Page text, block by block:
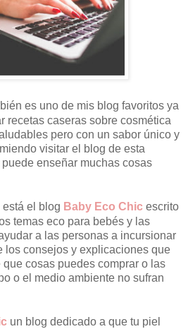
es uno de mis blog favoritos ya
recetas caseras sobre cosmética
pero con un sabor único y
visitar el blog de esta
enseñar muchas cosas
el blog Baby Eco Chic escrito
temas eco para bebés y las
a las personas a incursionar
los consejos y explicaciones que
cosas puedes comprar o las
o el medio ambiente no sufran
un blog dedicado a que tu piel